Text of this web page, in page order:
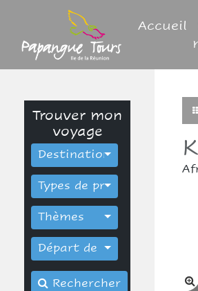
Accueil
Trouver mon
voyage
Destinations
Types de produits
Thèmes
Départ de
Rechercher